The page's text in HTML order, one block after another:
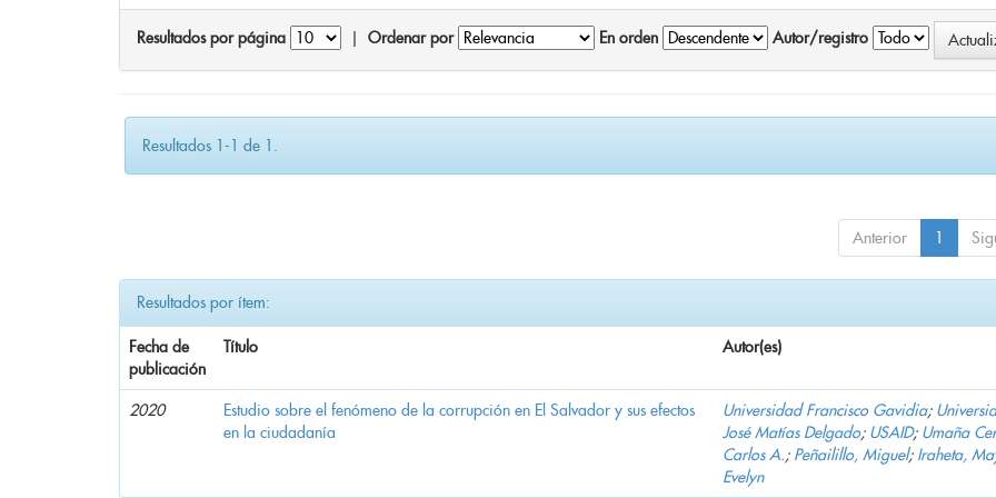
Resultados por página Ordenar por En orden Autor/registro
Resultados 1-1 de 1.
Anterior 1
Resultados por ítem:
Fecha de
publicación
Título Autor(es)
2020
Estudio sobre el fenómeno de la corrupción en El Salvador y sus efectos
en la ciudadanía
Universidad Francisco Gavidia;
José Matías Delgado; USAID; Umaña
Carlos A.; Peñailillo, Miguel; Iraheta,
Evelyn